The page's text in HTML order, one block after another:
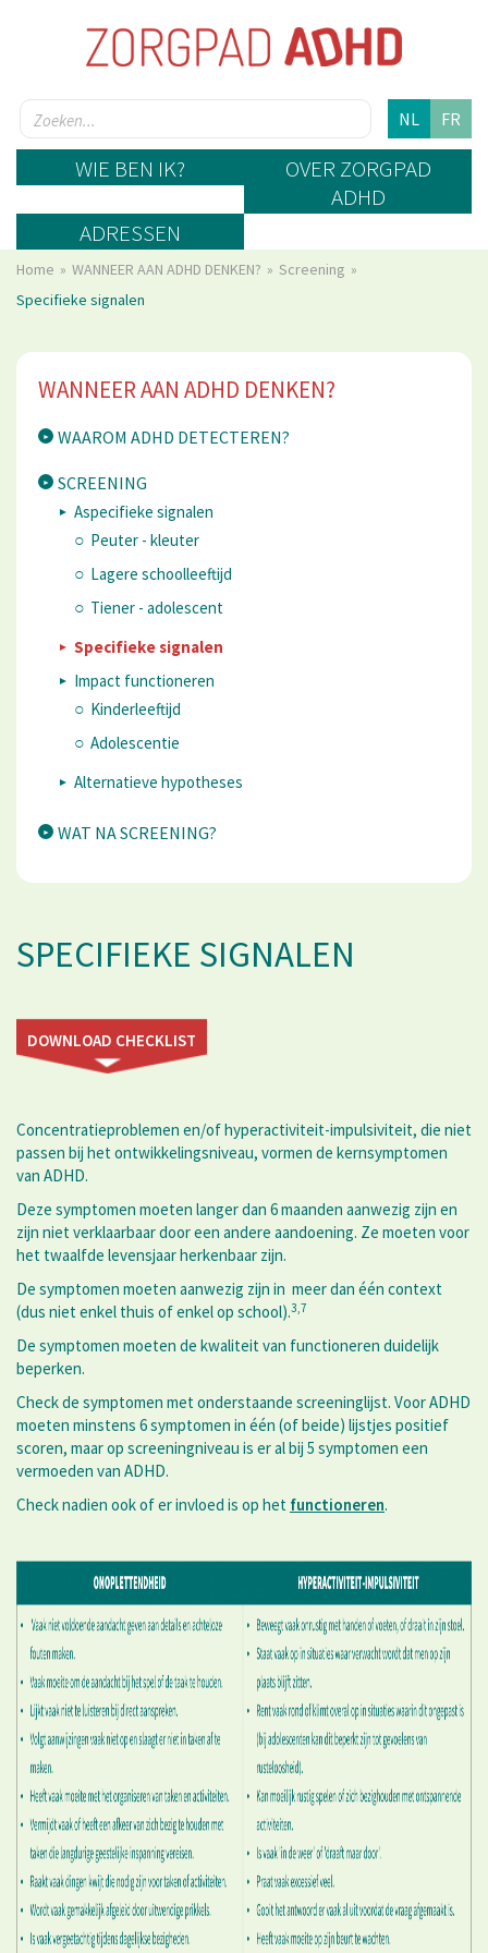
NL FR
WIE BEN IK?
OVER ZORGPAD
ADHD
ADRESSEN
Home WANNEER AAN ADHD DENKEN?
Screening
Specifieke signalen
WANNEER AAN ADHD DENKEN?
WAAROM ADHD DETECTEREN?
SCREENING
Aspecifieke signalen
Peuter - kleuter
Lagere schoolleeftijd
Tiener - adolescent
Specifieke signalen
Impact functioneren
Kinderleeftijd
Adolescentie
Alternatieve hypotheses
WAT NA SCREENING?
SPECIFIEKE SIGNALEN
DOWNLOAD CHECKLIST
Concentratieproblemen en/of hyperactiviteit-impulsiviteit, die niet
passen bij het ontwikkelingsniveau, vormen de kernsymptomen
van ADHD.
Deze symptomen moeten langer dan 6 maanden aanwezig zijn en
zijn niet verklaarbaar door een andere aandoening. Ze moeten voor
het twaalfde levensjaar herkenbaar zijn.
De symptomen moeten aanwezig zijn in meer dan één context
(dus niet enkel thuis of enkel op school).3,7
De symptomen moeten de kwaliteit van functioneren duidelijk
beperken.
Check de symptomen met onderstaande screeninglijst. Voor ADHD
moeten minstens 6 symptomen in één (of beide) lijstjes positief
scoren, maar op screeningniveau is er al bij 5 symptomen een
vermoeden van ADHD.
Check nadien ook of er invloed is op het functioneren.